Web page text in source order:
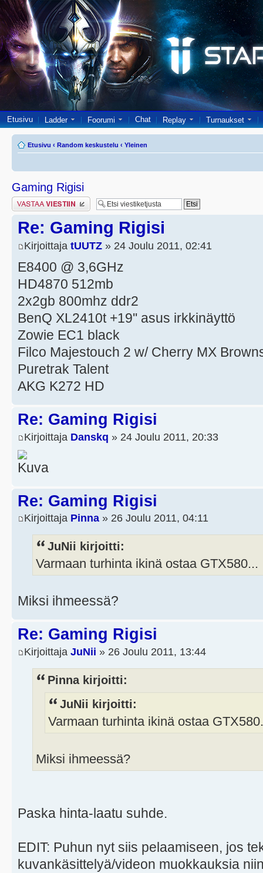
Etusivu Ladder Foorumi Chat Replay Turnaukset
Etusivu ‹ Random keskustelu ‹ Yleinen
Gaming Rigisi
Lähetä vastaus
Re: Gaming Rigisi
Kirjoittaja tUUTZ » 24 Joulu 2011, 02:41
E8400 @ 3,6GHz
HD4870 512mb
2x2gb 800mhz ddr2
BenQ XL2410t +19'' asus irkkinäyttö
Zowie EC1 black
Filco Majestouch 2 w/ Cherry MX
Puretrak Talent
AKG K272 HD
Re: Gaming Rigisi
Kirjoittaja Danskq » 24 Joulu 2011, 20:33
Re: Gaming Rigisi
Kirjoittaja Pinna » 26 Joulu 2011, 04:11
JuNii kirjoitti:
Varmaan turhinta ikinä ostaa GTX580...
Miksi ihmeessä?
Re: Gaming Rigisi
Kirjoittaja JuNii » 26 Joulu 2011, 13:44
Pinna kirjoitti:
JuNii kirjoitti:
Varmaan turhinta ikinä ostaa
Miksi ihmeessä?
Paska hinta-laatu suhde.
EDIT: Puhun nyt siis pelaamiseen, jos
kuvankäsittelyä/videon muokkauksia